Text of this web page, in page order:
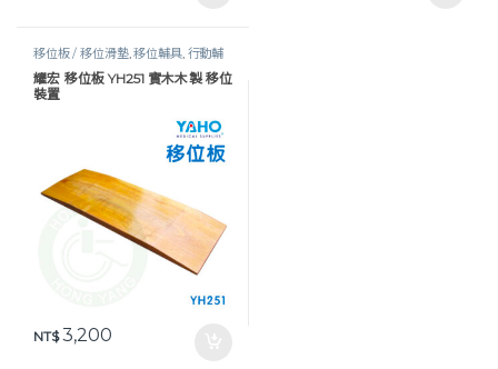
移位板 / 移位滑墊,移位輔具, 行動輔
具
耀宏 移位板 YH251 實木木製 移位
裝置
NT$3,200